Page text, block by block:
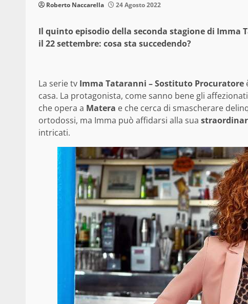
Roberto Naccarella 24 Agosto 2022
Il quinto episodio della seconda stagione di
il 22 settembre: cosa sta succedendo?
La serie tv Imma Tataranni – Sostituto Procuratore
casa. La protagonista, come sanno bene gli
che opera a Matera e che cerca di smascherare
ortodossi, ma Imma può affidarsi alla sua
intricati.